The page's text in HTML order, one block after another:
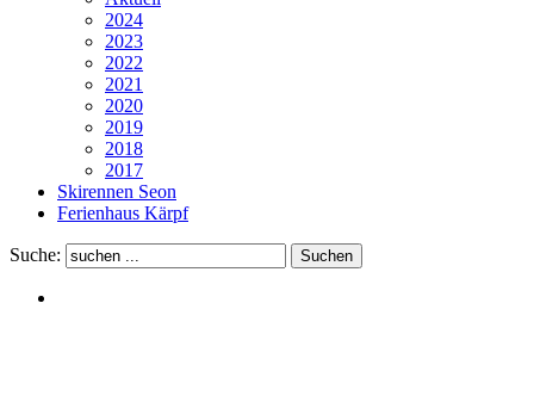
2024
2023
2022
2021
2020
2019
2018
2017
Skirennen Seon
Ferienhaus Kärpf
Suche: